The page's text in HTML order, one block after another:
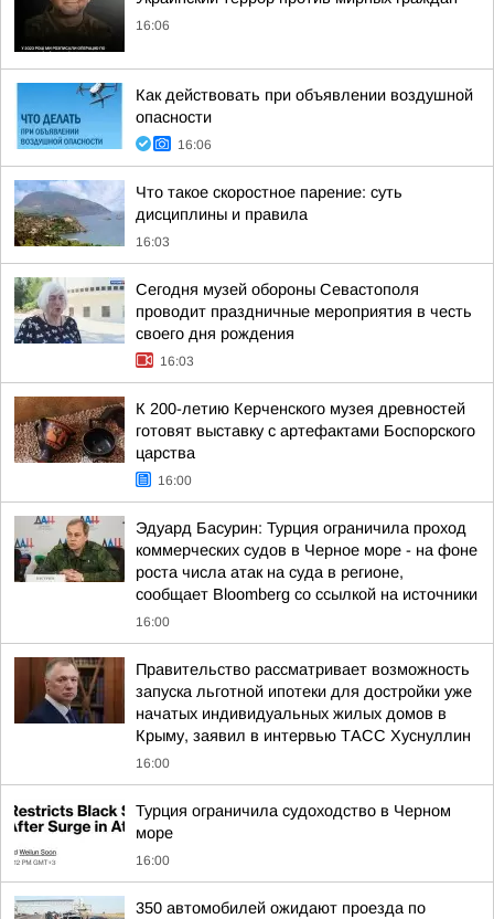
16:06
Как действовать при объявлении воздушной
опасности
16:06
Что такое скоростное парение: суть
дисциплины и правила
16:03
Сегодня музей обороны Севастополя
проводит праздничные мероприятия в честь
своего дня рождения
16:03
К 200-летию Керченского музея древностей
готовят выставку с артефактами Боспорского
царства
16:00
Эдуард Басурин: Турция ограничила проход
коммерческих судов в Черное море - на фоне
роста числа атак на суда в регионе,
сообщает Bloomberg со ссылкой на источники
16:00
Правительство рассматривает возможность
запуска льготной ипотеки для достройки уже
начатых индивидуальных жилых домов в
Крыму, заявил в интервью ТАСС Хуснуллин
16:00
Турция ограничила судоходство в Черном
море
16:00
350 автомобилей ожидают проезда по